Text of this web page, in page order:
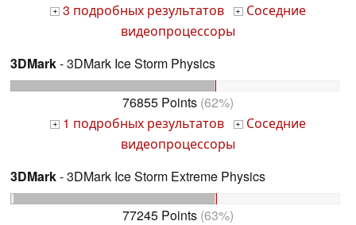
+ 3 подробных результатов + Соседние
видеопроцессоры
3DMark- 3DMark Ice Storm Physics
76855 Points (62%)
+ 1 подробных результатов + Соседние
видеопроцессоры
3DMark- 3DMark Ice Storm Extreme Physics
77245 Points (63%)